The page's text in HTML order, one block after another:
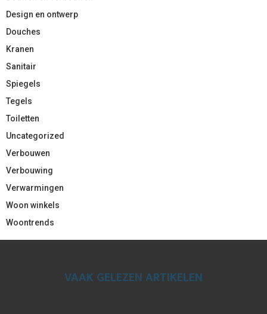
Design en ontwerp
Douches
Kranen
Sanitair
Spiegels
Tegels
Toiletten
Uncategorized
Verbouwen
Verbouwing
Verwarmingen
Woon winkels
Woontrends
VAAK GELEZEN ARTIKELEN